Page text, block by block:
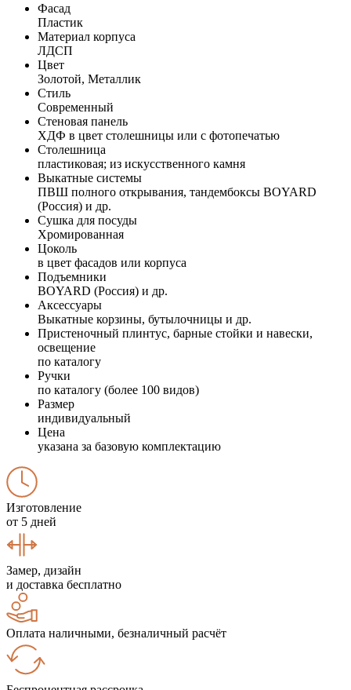
Фасад
Пластик
Материал корпуса
ЛДСП
Цвет
Золотой, Металлик
Стиль
Современный
Стеновая панель
ХДФ в цвет столешницы или с фотопечатью
Столешница
пластиковая; из искусственного камня
Выкатные системы
ПВШ полного открывания, тандембоксы BOYARD
(Россия) и др.
Сушка для посуды
Хромированная
Цоколь
в цвет фасадов или корпуса
Подъемники
BOYARD (Россия) и др.
Аксессуары
Выкатные корзины, бутылочницы и др.
Пристеночный плинтус, барные стойки и навески,
освещение
по каталогу
Ручки
по каталогу (более 100 видов)
Размер
индивидуальный
Цена
указана за базовую комплектацию
Изготовление
от 5 дней
Замер, дизайн
и доставка бесплатно
Оплата наличными, безналичный расчёт